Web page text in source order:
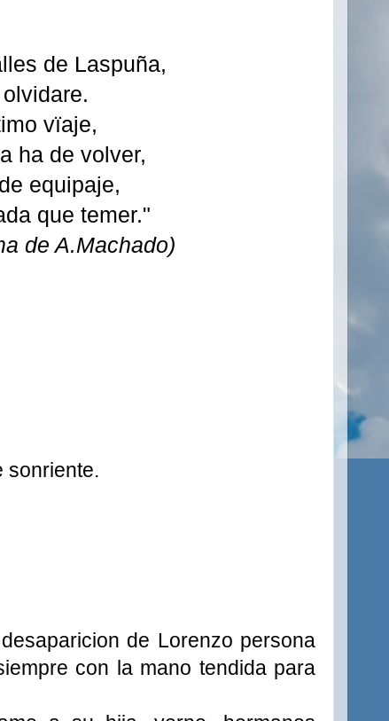
de Laspuña,
vïaje,
ha de volver,
equipaje,
que temer."
de A.Machado)
sonriente.
de Lorenzo persona
con la mano tendida para